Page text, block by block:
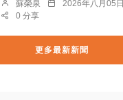
蘇榮泉 2026年八月05日
0 分享
更多最新新聞